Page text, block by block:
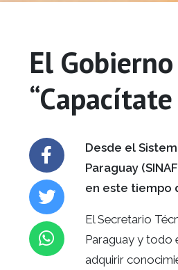
El
“Capacítate
Desde el
Paraguay
en este tiempo
El Secretario
Paraguay y todo
adquirir